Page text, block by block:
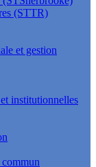
(STTR)
et gestion
institutionnelles